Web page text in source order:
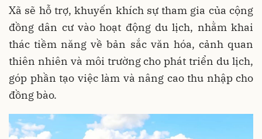
Xã sẽ hỗ trợ, khuyến khích sự tham gia của cộng
đồng dân cư vào hoạt động du lịch, nhằm khai
thác tiềm năng về bản sắc văn hóa, cảnh quan
thiên nhiên và môi trường cho phát triển du lịch,
góp phần tạo việc làm và nâng cao thu nhập cho
đồng bào.